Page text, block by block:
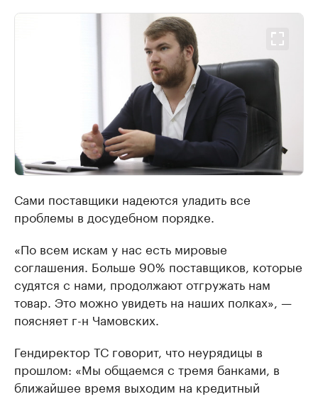
Сами поставщики надеются уладить все
проблемы в досудебном порядке.
«По всем искам у нас есть мировые
соглашения. Больше 90% поставщиков, которые
судятся с нами, продолжают отгружать нам
товар. Это можно увидеть на наших полках», —
поясняет г-н Чамовских.
Гендиректор ТС говорит, что неурядицы в
прошлом: «Мы общаемся с тремя банками, в
ближайшее время выходим на кредитный